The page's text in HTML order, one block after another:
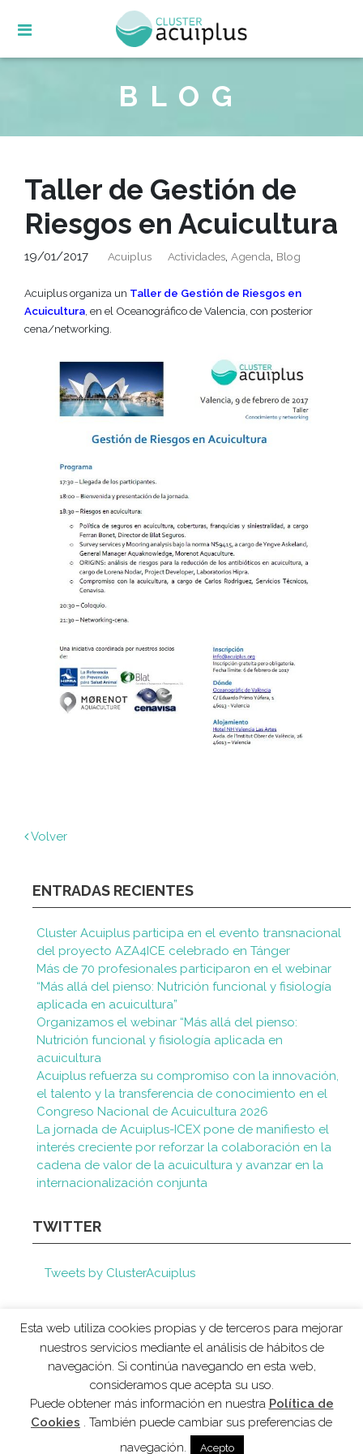
BLOG
Taller de Gestión de
Riesgos en Acuicultura
19/01/2017 Acuiplus Actividades, Agenda, Blog
Acuiplus organiza un Taller de Gestión de Riesgos en
Acuicultura , en el Oceanográfico de Valencia, con posterior
cena/networking.
Volver
ENTRADAS RECIENTES
Cluster Acuiplus participa en el evento transnacional
del proyecto AZA4ICE celebrado en Tánger
Más de 70 profesionales participaron en el webinar
“Más allá del pienso: Nutrición funcional y fisiología
aplicada en acuicultura”
Organizamos el webinar “Más allá del pienso:
Nutrición funcional y fisiología aplicada en
acuicultura
Acuiplus refuerza su compromiso con la innovación,
el talento y la transferencia de conocimiento en el
Congreso Nacional de Acuicultura 2026
La jornada de Acuiplus-ICEX pone de manifiesto el
interés creciente por reforzar la colaboración en la
cadena de valor de la acuicultura y avanzar en la
internacionalización conjunta
TWITTER
Tweets by ClusterAcuiplus
AVISO LEGAL POLÍTICA DE COOKIES
Esta web utiliza cookies propias y de terceros para mejorar
nuestros servicios mediante el análisis de hábitos de
navegación. Si continúa navegando en esta web,
consideramos que acepta su uso.
Puede obtener más información en nuestra Política de
Cookies . También puede cambiar sus preferencias de
navegación.
Acepto